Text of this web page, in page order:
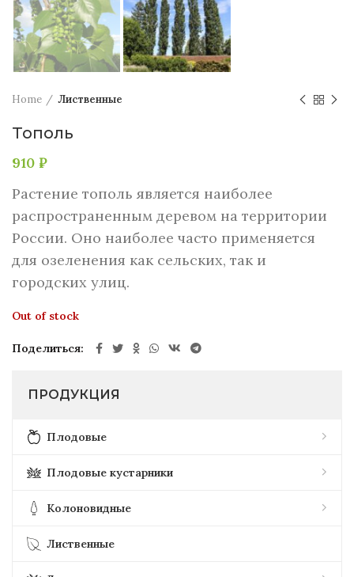
Home Лиственные
Тополь
910 ₽
Растение тополь является наиболее
распространенным деревом на территории
России. Оно наиболее часто применяется
для озеленения как сельских, так и
городских улиц.
Out of stock
Поделиться
ПРОДУКЦИЯ
Плодовые
Плодовые кустарники
Колоновидные
Лиственные